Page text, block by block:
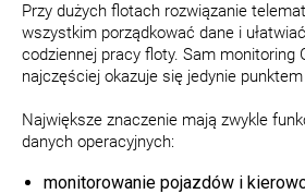
Przy dużych flotach rozwiązanie
wszystkim porządkować dane i
codziennej pracy floty. Sam monitoring
najczęściej okazuje się jedynie
Największe znaczenie mają zwykle
danych operacyjnych:
monitorowanie pojazdów i